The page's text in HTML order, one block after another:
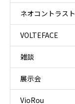
ネオコントラスト
VOLTEFACE
雑談
展示会
VioRou